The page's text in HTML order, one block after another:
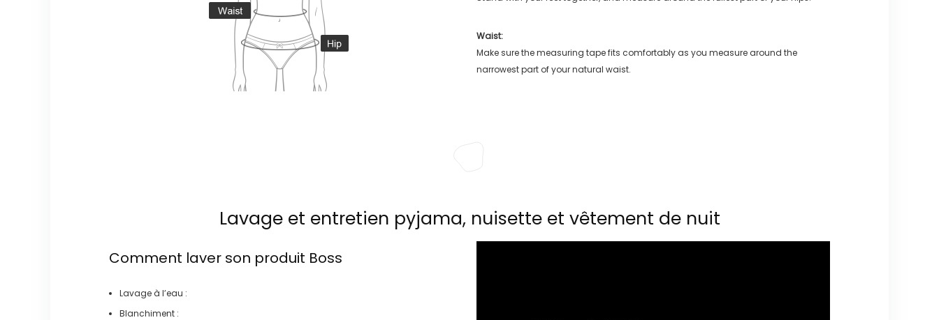
Waist:
Make sure the measuring tape fits comfortably as you measure around the
narrowest part of your natural waist.
Lavage et entretien pyjama, nuisette et vêtement de nuit
Comment laver son produit Boss
Lavage à l’eau :
Blanchiment :